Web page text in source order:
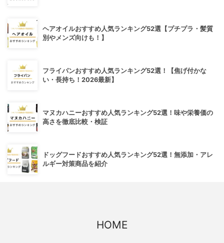
ヘアオイルおすすめ人気ランキング52選【プチプラ・髪質
別やメンズ向けも！】
フライパンおすすめ人気ランキング52選！【焦げ付かな
い・長持ち！2026最新】
マヌカハニーおすすめ人気ランキング52選！味や栄養価の
高さを徹底比較・検証
ドッグフードおすすめ人気ランキング52選！無添加・アレ
ルギー対策商品を紹介
HOME